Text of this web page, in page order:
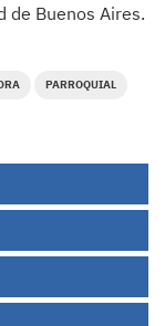
de Buenos Aires.
PARROQUIAL